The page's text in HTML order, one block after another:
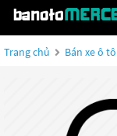
Trang chủ Bán xe ô